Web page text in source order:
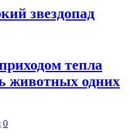
звездопад
тепла
животных одних
0